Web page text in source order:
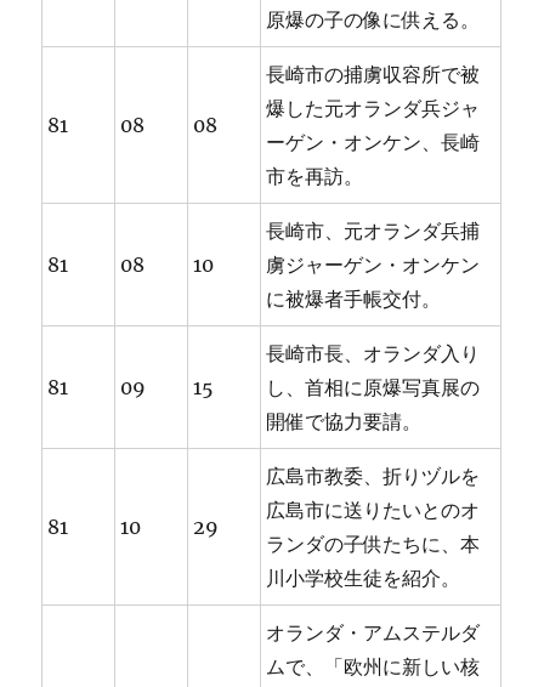
原爆の子の像に供える。
81 08 08
長崎市の捕虜収容所で被
爆した元オランダ兵ジャ
ーゲン・オンケン、長崎
市を再訪。
81 08 10
長崎市、元オランダ兵捕
虜ジャーゲン・オンケン
に被爆者手帳交付。
81 09 15
長崎市長、オランダ入り
し、首相に原爆写真展の
開催で協力要請。
81 10 29
広島市教委、折りヅルを
広島市に送りたいとのオ
ランダの子供たちに、本
川小学校生徒を紹介。
オランダ・アムステルダ
ムで、「欧州に新しい核